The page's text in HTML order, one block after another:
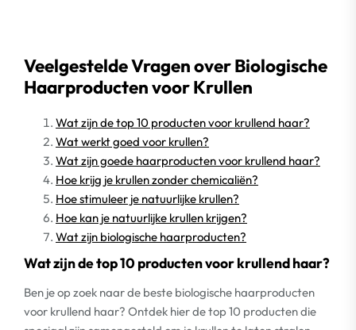
Veelgestelde Vragen over Biologische
Haarproducten voor Krullen
Wat zijn de top 10 producten voor krullend haar?
Wat werkt goed voor krullen?
Wat zijn goede haarproducten voor krullend haar?
Hoe krijg je krullen zonder chemicaliën?
Hoe stimuleer je natuurlijke krullen?
Hoe kan je natuurlijke krullen krijgen?
Wat zijn biologische haarproducten?
Wat zijn de top 10 producten voor krullend haar?
Ben je op zoek naar de beste biologische haarproducten
voor krullend haar? Ontdek hier de top 10 producten die